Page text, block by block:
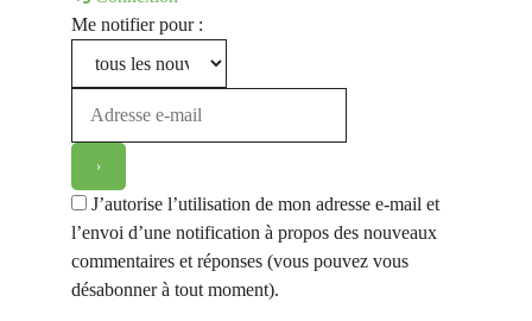
Me notifier pour :
J’autorise l’utilisation de mon adresse e-mail et
l’envoi d’une notification à propos des nouveaux
commentaires et réponses (vous pouvez vous
désabonner à tout moment).